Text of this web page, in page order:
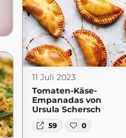
11 Juli 2023
Tomaten-Käse-
Empanadas von
Ursula Schersch
59 0